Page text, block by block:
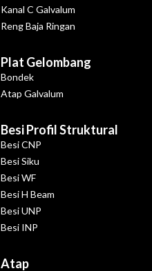
Kanal C Galvalum
Reng Baja Ringan
Plat Gelombang
Bondek
Atap Galvalum
Besi Profil Struktural
Besi CNP
Besi Siku
Besi WF
Besi H Beam
Besi UNP
Besi INP
Atap